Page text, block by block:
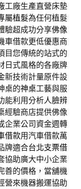
工廠生產直營床墊
屬植髮為任何植髮
驗超成功分享佛像
車借款更低優惠商
目您傳統的站式的
日式風格的各廠牌
新技術計量原件設
桌的神桌工藝與服
能利用分析人臉辨
經驗商店​提供佛像
企業公司資金週轉
借款用汽車借款萬
牌適合台北支票借
協助廣大中小企業
善的價格，當舖機
營來機器搬運協助